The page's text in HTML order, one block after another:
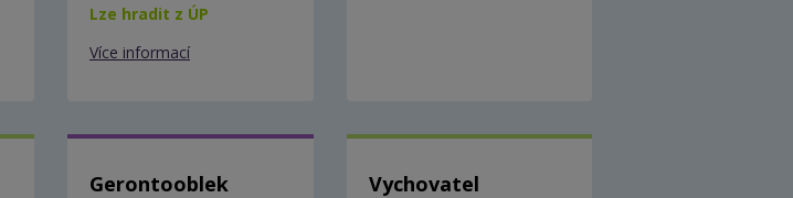
Lze hradit z ÚP
Více informací
Gerontooblek Vychovatel